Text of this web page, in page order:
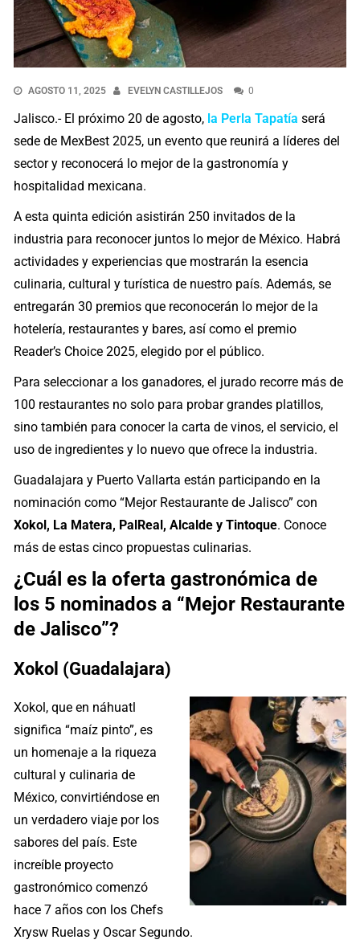
AGOSTO 11, 2025 EVELYN CASTILLEJOS 0
Jalisco.- El próximo 20 de agosto, la Perla Tapatía será
sede de MexBest 2025, un evento que reunirá a líderes del
sector y reconocerá lo mejor de la gastronomía y
hospitalidad mexicana.
A esta quinta edición asistirán 250 invitados de la
industria para reconocer juntos lo mejor de México. Habrá
actividades y experiencias que mostrarán la esencia
culinaria, cultural y turística de nuestro país. Además, se
entregarán 30 premios que reconocerán lo mejor de la
hotelería, restaurantes y bares, así como el premio
Reader’s Choice 2025, elegido por el público.
Para seleccionar a los ganadores, el jurado recorre más de
100 restaurantes no solo para probar grandes platillos,
sino también para conocer la carta de vinos, el servicio, el
uso de ingredientes y lo nuevo que ofrece la industria.
Guadalajara y Puerto Vallarta están participando en la
nominación como “Mejor Restaurante de Jalisco” con
Xokol, La Matera, PalReal, Alcalde y Tintoque. Conoce
más de estas cinco propuestas culinarias.
¿Cuál es la oferta gastronómica de
los 5 nominados a “Mejor Restaurante
de Jalisco”?
Xokol (Guadalajara)
Xokol, que en náhuatl
significa “maíz pinto”, es
un homenaje a la riqueza
cultural y culinaria de
México, convirtiéndose en
un verdadero viaje por los
sabores del país. Este
increíble proyecto
gastronómico comenzó
hace 7 años con los Chefs
Xrysw Ruelas y Oscar Segundo.